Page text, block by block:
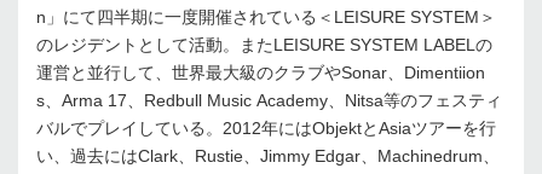
n」にて四半期に一度開催されている＜LEISURE SYSTEM＞
のレジデントとして活動。またLEISURE SYSTEM LABELの
運営と並行して、世界最大級のクラブやSonar、Dimentiion
s、Arma 17、Redbull Music Academy、Nitsa等のフェスティ
バルでプレイしている。2012年にはObjektとAsiaツアーを行
い、過去にはClark、Rustie、Jimmy Edgar、Machinedrum、